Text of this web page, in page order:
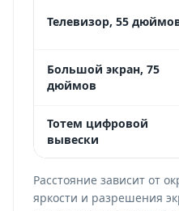
Телевизор, 55
Большой экран, 75
дюймов
Тотем цифровой
вывески
Расстояние зависит от
яркости и разрешения